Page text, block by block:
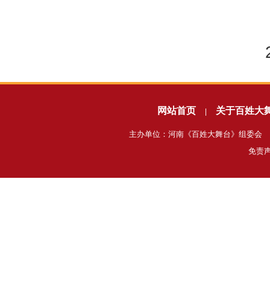
网站首页 | 关于百姓大
主办单位：河南《百姓大舞台》组委
免责